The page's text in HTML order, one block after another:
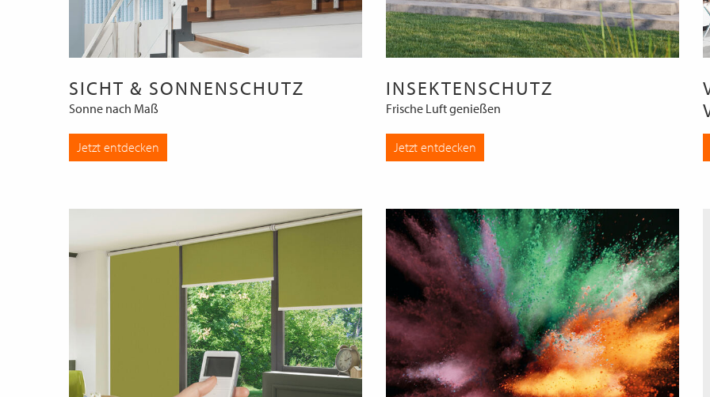
SICHT & SONNENSCHUTZ
Sonne nach Maß
Jetzt entdecken
INSEKTENSCHUTZ
Frische Luft genießen
Jetzt entdecken